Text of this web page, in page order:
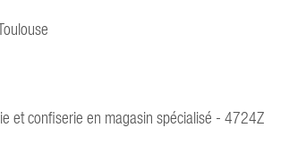
et confiserie en magasin spécialisé - 4724Z